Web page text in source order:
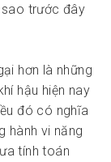
sao trước đây
hơn là những
hậu hiện nay
đó có nghĩa
hành vi năng
tính toán